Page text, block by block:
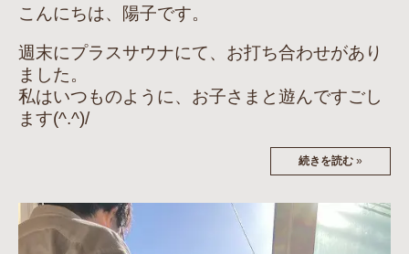
こんにちは、陽子です。
週末にプラスサウナにて、お打ち合わせがあり
ました。
私はいつものように、お子さまと遊んですごし
ます(^.^)/
続きを読む »